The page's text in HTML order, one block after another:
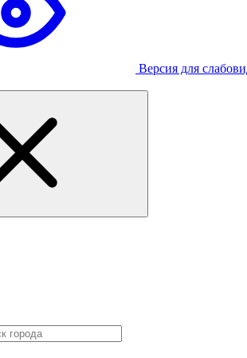
Версия для